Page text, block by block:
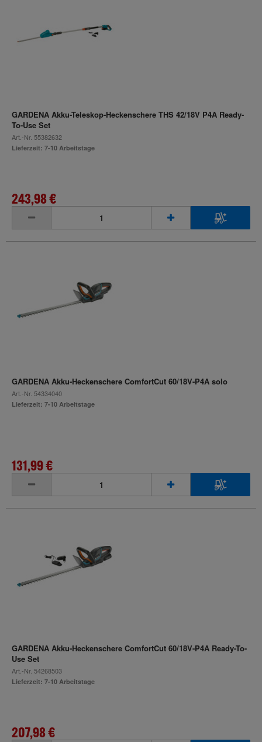
GARDENA Akku-Teleskop-Heckenschere THS 42/18V P4A Ready-
To-Use Set
Art.-Nr. 55382632
Lieferzeit: 7-10 Arbeitstage
243,98 €
GARDENA Akku-Heckenschere ComfortCut 60/18V-P4A solo
Art.-Nr. 54334040
Lieferzeit: 7-10 Arbeitstage
131,99 €
GARDENA Akku-Heckenschere ComfortCut 60/18V-P4A Ready-To-
Use Set
Art.-Nr. 54268503
Lieferzeit: 7-10 Arbeitstage
207,98 €